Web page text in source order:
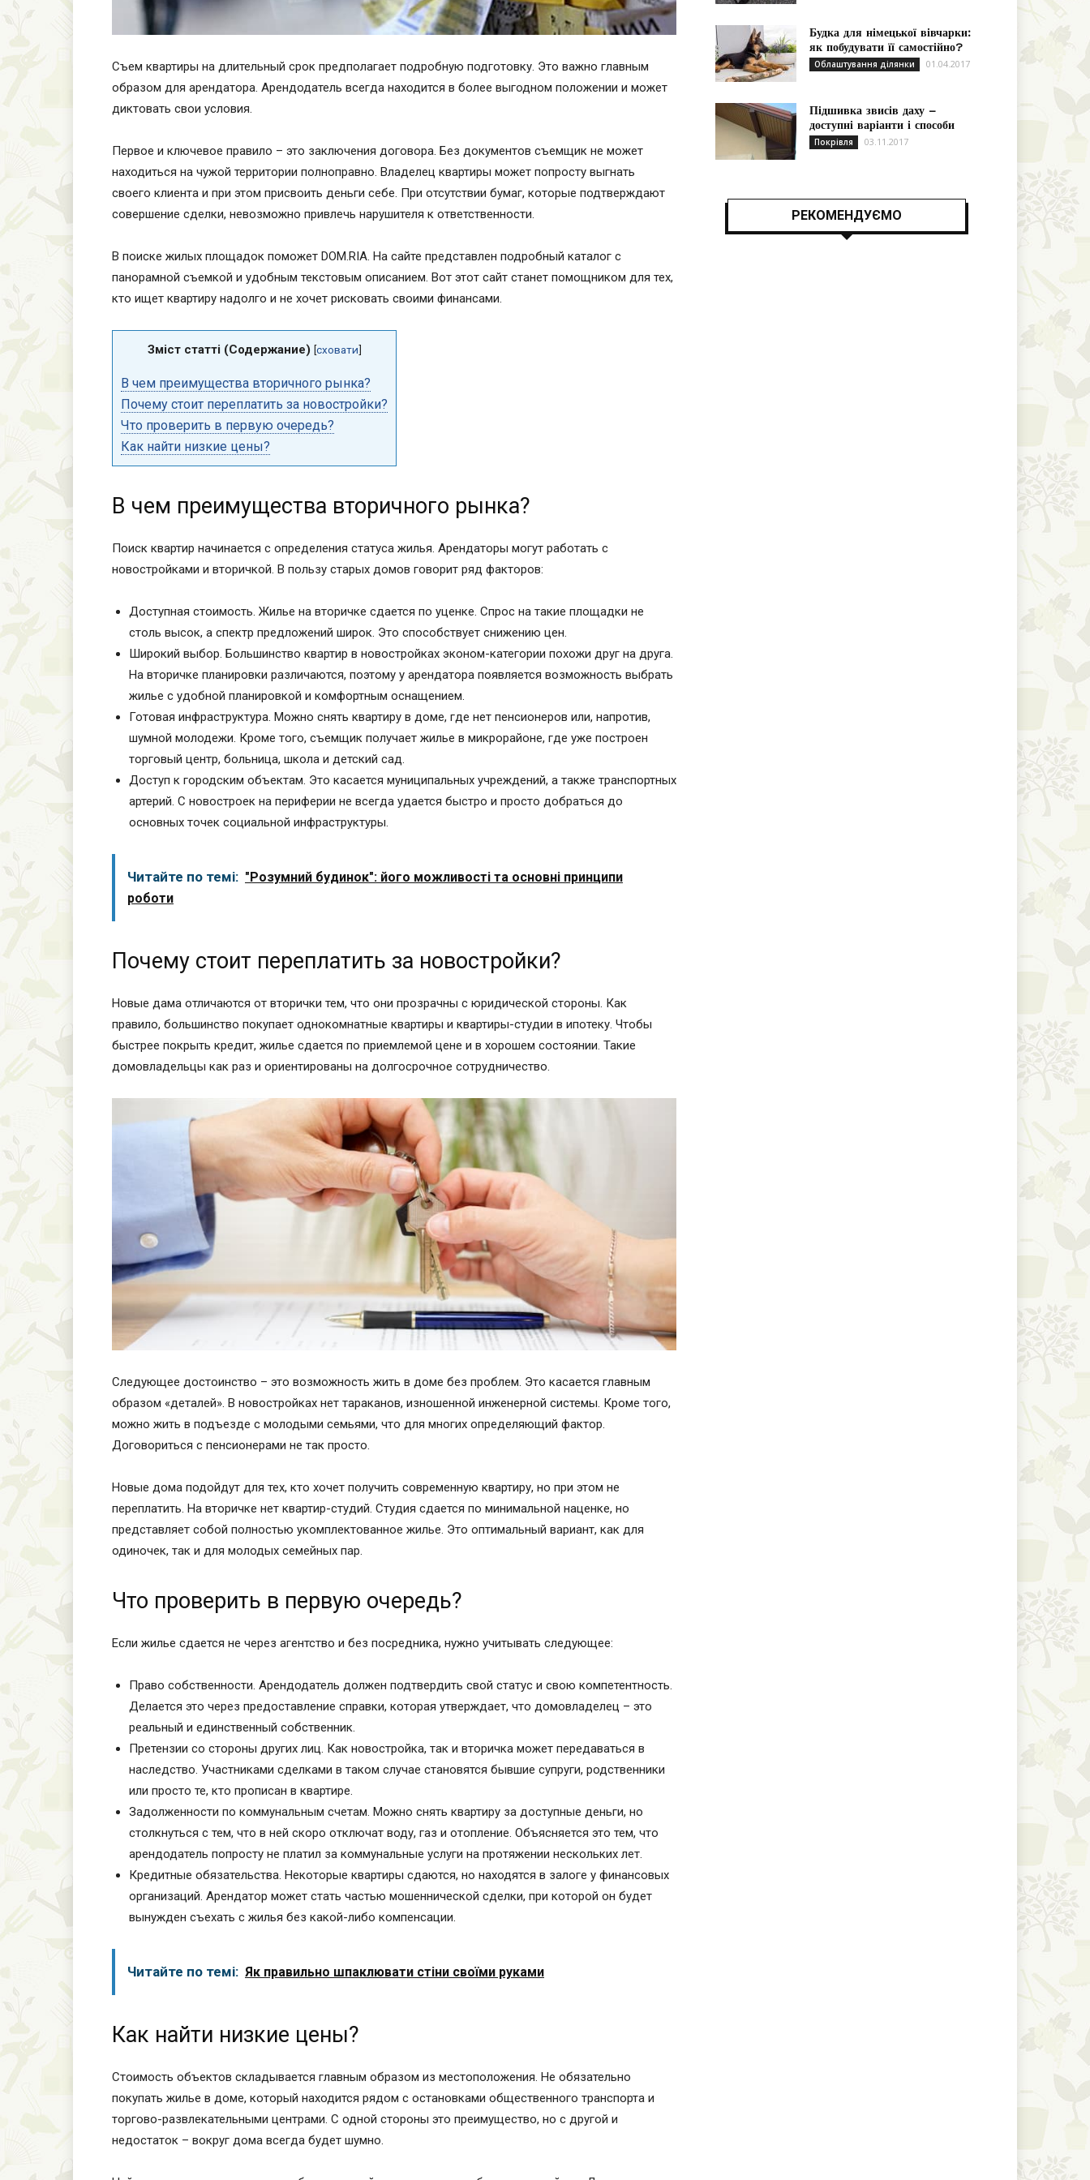
Съем квартиры на длительный срок предполагает подробную подготовку. Это важно главным
образом для арендатора. Арендодатель всегда находится в более выгодном положении и может
диктовать свои условия.
Первое и ключевое правило – это заключения договора. Без документов съемщик не может
находиться на чужой территории полноправно. Владелец квартиры может попросту выгнать
своего клиента и при этом присвоить деньги себе. При отсутствии бумаг, которые подтверждают
совершение сделки, невозможно привлечь нарушителя к ответственности.
В поиске жилых площадок поможет DOM.RIA. На сайте представлен подробный каталог с
панорамной съемкой и удобным текстовым описанием. Вот этот сайт станет помощником для тех,
кто ищет квартиру надолго и не хочет рисковать своими финансами.
Зміст статті (Содержание) [сховати]
В чем преимущества вторичного рынка?
Почему стоит переплатить за новостройки?
Что проверить в первую очередь?
Как найти низкие цены?
В чем преимущества вторичного рынка?
Поиск квартир начинается с определения статуса жилья. Арендаторы могут работать с
новостройками и вторичкой. В пользу старых домов говорит ряд факторов:
Доступная стоимость. Жилье на вторичке сдается по уценке. Спрос на такие площадки не
столь высок, а спектр предложений широк. Это способствует снижению цен.
Широкий выбор. Большинство квартир в новостройках эконом-категории похожи друг на друга.
На вторичке планировки различаются, поэтому у арендатора появляется возможность выбрать
жилье с удобной планировкой и комфортным оснащением.
Готовая инфраструктура. Можно снять квартиру в доме, где нет пенсионеров или, напротив,
шумной молодежи. Кроме того, съемщик получает жилье в микрорайоне, где уже построен
торговый центр, больница, школа и детский сад.
Доступ к городским объектам. Это касается муниципальных учреждений, а также транспортных
артерий. С новостроек на периферии не всегда удается быстро и просто добраться до
основных точек социальной инфраструктуры.
Читайте по темі: "Розумний будинок": його можливості та основні принципи
роботи
Почему стоит переплатить за новостройки?
Новые дама отличаются от вторички тем, что они прозрачны с юридической стороны. Как
правило, большинство покупает однокомнатные квартиры и квартиры-студии в ипотеку. Чтобы
быстрее покрыть кредит, жилье сдается по приемлемой цене и в хорошем состоянии. Такие
домовладельцы как раз и ориентированы на долгосрочное сотрудничество.
Следующее достоинство – это возможность жить в доме без проблем. Это касается главным
образом «деталей». В новостройках нет тараканов, изношенной инженерной системы. Кроме того,
можно жить в подъезде с молодыми семьями, что для многих определяющий фактор.
Договориться с пенсионерами не так просто.
Новые дома подойдут для тех, кто хочет получить современную квартиру, но при этом не
переплатить. На вторичке нет квартир-студий. Студия сдается по минимальной наценке, но
представляет собой полностью укомплектованное жилье. Это оптимальный вариант, как для
одиночек, так и для молодых семейных пар.
Что проверить в первую очередь?
Если жилье сдается не через агентство и без посредника, нужно учитывать следующее:
Право собственности. Арендодатель должен подтвердить свой статус и свою компетентность.
Делается это через предоставление справки, которая утверждает, что домовладелец – это
реальный и единственный собственник.
Претензии со стороны других лиц. Как новостройка, так и вторичка может передаваться в
наследство. Участниками сделками в таком случае становятся бывшие супруги, родственники
или просто те, кто прописан в квартире.
Задолженности по коммунальным счетам. Можно снять квартиру за доступные деньги, но
столкнуться с тем, что в ней скоро отключат воду, газ и отопление. Объясняется это тем, что
арендодатель попросту не платил за коммунальные услуги на протяжении нескольких лет.
Кредитные обязательства. Некоторые квартиры сдаются, но находятся в залоге у финансовых
организаций. Арендатор может стать частью мошеннической сделки, при которой он будет
вынужден съехать с жилья без какой-либо компенсации.
Читайте по темі: Як правильно шпаклювати стіни своїми руками
Как найти низкие цены?
Стоимость объектов складывается главным образом из местоположения. Не обязательно
покупать жилье в доме, который находится рядом с остановками общественного транспорта и
торгово-развлекательными центрами. С одной стороны это преимущество, но с другой и
недостаток – вокруг дома всегда будет шумно.
Будка для німецької вівчарки:
як побудувати її самостійно?
Облаштування ділянки 01.04.2017
Підшивка звисів даху –
доступні варіанти і способи
Покрівля 03.11.2017
РЕКОМЕНДУЄМО